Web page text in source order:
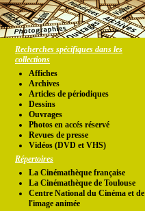
Recherches spécifiques dans les
collections
Affiches
Archives
Articles de périodiques
Dessins
Ouvrages
Photos en accés réservé
Revues de presse
Vidéos (DVD et VHS)
Répertoires
La Cinémathèque française
La Cinémathèque de Toulouse
Centre National du Cinéma et de
l'image animée